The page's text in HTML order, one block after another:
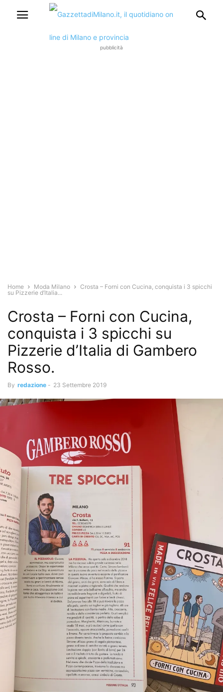
pubblicità
Home Moda Milano
Crosta – Forni con Cucina, conquista i 3 spicchi
su Pizzerie d’Italia...
Crosta – Forni con Cucina,
conquista i 3 spicchi su
Pizzerie d’Italia di Gambero
Rosso.
By redazione - 23 Settembre 2019